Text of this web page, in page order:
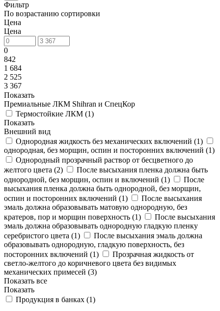
Фильтр
По возрастанию сортировки
Цена
Цена
0
842
1 684
2 525
3 367
Показать
Премиальные ЛКМ Shihran и СпецКор
Термостойкие ЛКМ (1)
Показать
Внешний вид
Однородная жидкость без механических включений (1)
однородная, без морщин, оспин и посторонних включений (1)
Однородный прозрачный раствор от бесцветного до
желтого цвета (2)
После высыхания пленка должна быть
однородной, без морщин, оспин и включений (1)
После
высыхания пленка должна быть однородной, без морщин,
оспин и посторонних включений (1)
После высыхания
эмаль должна образовывать матовую однородную, без
кратеров, пор и морщин поверхность (1)
После высыхания
эмаль должна образовывать однородную гладкую пленку
серебристого цвета (1)
После высыхания эмаль должна
образовывать однородную, гладкую поверхность, без
посторонних включений (1)
Прозрачная жидкость от
светло-желтого до коричневого цвета без видимых
механических примесей (3)
Показать все
Показать
Продукция в банках (1)